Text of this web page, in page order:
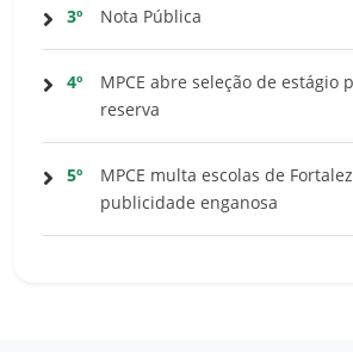
3º Nota Pública
4º
MPCE abre seleção de estágio
reserva
5º
MPCE multa escolas de
publicidade enganosa